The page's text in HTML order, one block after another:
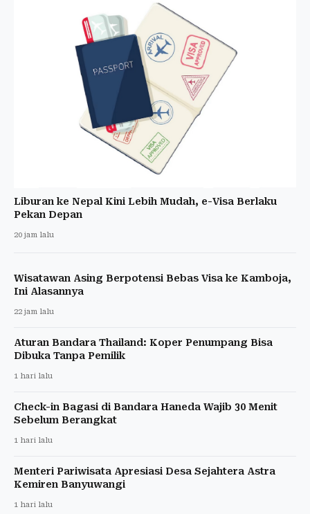
Liburan ke Nepal Kini Lebih Mudah, e-Visa Berlaku
Pekan Depan
20 jam lalu
Wisatawan Asing Berpotensi Bebas Visa ke Kamboja,
Ini Alasannya
22 jam lalu
Aturan Bandara Thailand: Koper Penumpang Bisa
Dibuka Tanpa Pemilik
1 hari lalu
Check-in Bagasi di Bandara Haneda Wajib 30 Menit
Sebelum Berangkat
1 hari lalu
Menteri Pariwisata Apresiasi Desa Sejahtera Astra
Kemiren Banyuwangi
1 hari lalu